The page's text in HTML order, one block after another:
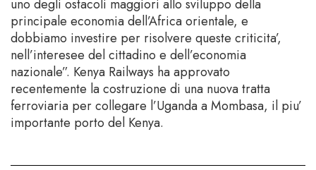
uno degli ostacoli maggiori allo sviluppo della
principale economia dell’Africa orientale, e
dobbiamo investire per risolvere queste criticita’,
nell’interesee del cittadino e dell’economia
nazionale”. Kenya Railways ha approvato
recentemente la costruzione di una nuova tratta
ferroviaria per collegare l’Uganda a Mombasa, il piu’
importante porto del Kenya.